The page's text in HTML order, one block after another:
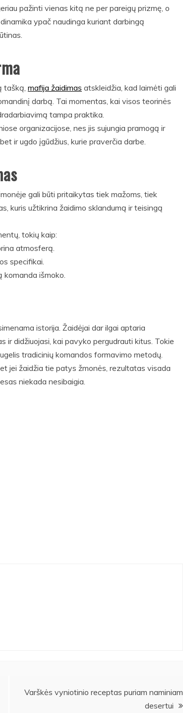
pažinti vienas kitą ne per pareigų prizmę, o
ypač naudinga kuriant darbingą
tašką, mafija žaidimas atskleidžia, kad laimėti gali
darbą. Tai momentas, kai visos teorinės
tampa praktika.
organizacijose, nes jis sujungia pramogą ir
ir ugdo įgūdžius, kurie praverčia darbe.
gali būti pritaikytas tiek mažoms, tiek
kuris užtikrina žaidimo sklandumą ir teisingą
tokių kaip:
atmosferą.
specifikai.
išmoko.
istorija. Žaidėjai dar ilgai aptaria
ir didžiuojasi, kai pavyko pergudrauti kitus. Tokie
tradicinių komandos formavimo metodų.
jei žaidžia tie patys žmonės, rezultatas visada
niekada nesibaigia.
Varškės vyniotinio receptas puriam naminiam
desertui